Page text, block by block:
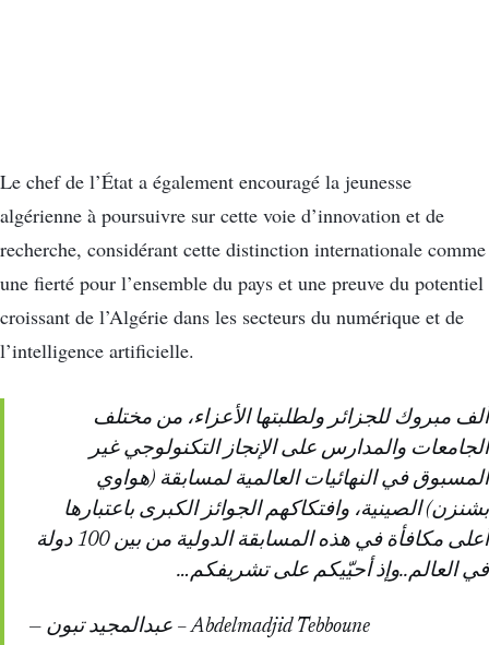
Le chef de l’État a également encouragé la jeunesse
algérienne à poursuivre sur cette voie d’innovation et de
recherche, considérant cette distinction internationale comme
une fierté pour l’ensemble du pays et une preuve du potentiel
croissant de l’Algérie dans les secteurs du numérique et de
l’intelligence artificielle.
ألف مبروك للجزائر ولطلبتها الأعزاء، من مختلف
الجامعات والمدارس على الإنجاز التكنولوجي غير
المسبوق في النهائيات العالمية لمسابقة (هواوي
بشنزن) الصينية، وافتكاكهم الجوائز الكبرى باعتبارها
أعلى مكافأة في هذه المسابقة الدولية من بين 100 دولة
في العالم..وإذ أحيّيكم على تشريفكم…
— عبدالمجيد تبون – Abdelmadjid Tebboune